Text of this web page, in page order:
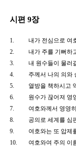
시편 9장
1.
내가 전심으로 여
2.
내가 주를 기뻐하
3.
내 원수들이 물러
4.
주께서 나의 의와
5.
열방을 책하시고
6.
원수가 끊어져 영
7.
여호와께서 영영
8.
공의로 세계를 심
9.
여호와는 또 압제
10.
여호와여 주의 이